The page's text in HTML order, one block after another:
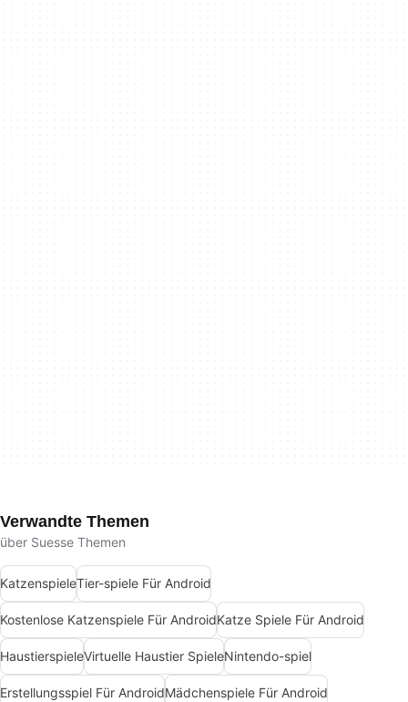
Verwandte Themen
über Suesse Themen
KatzenspieleTier-spiele Für Android
Kostenlose Katzenspiele Für AndroidKatze Spiele Für Android
HaustierspieleVirtuelle Haustier SpieleNintendo-spiel
Erstellungsspiel Für AndroidMädchenspiele Für Android